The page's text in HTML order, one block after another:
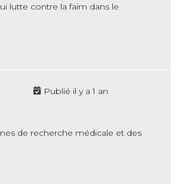
lutte contre la faim dans le
Publié il y a 1 an
de recherche médicale et des